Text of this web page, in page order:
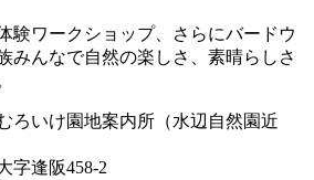
験ワークショップ、さらにバードウ
みんなで自然の楽しさ、素晴らしさ
ろいけ園地案内所（水辺自然園近
字逢阪458-2